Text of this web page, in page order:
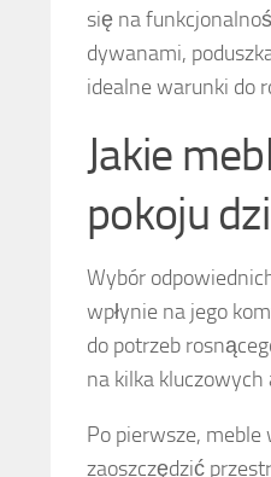
się na
dywanami,
idealne warunki do
Jakie
pokoju
Wybór
wpłynie na jego
do potrzeb
na kilka kluczowych
Po pierwsze,
zaoszczędzić